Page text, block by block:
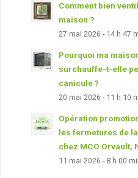
Comment bien
maison ?
27 mai 2026 - 14 h 47
Pourquoi ma
surchauffe-t-elle
canicule ?
20 mai 2026 - 11 h 10
Opération
les fermetures de
chez MCO Orvault,
11 mai 2026 - 8 h 00